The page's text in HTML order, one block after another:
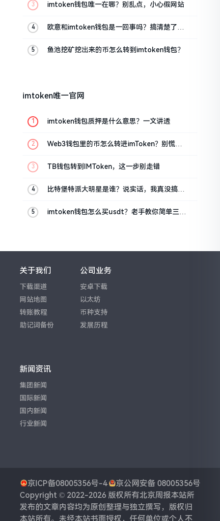
imtoken钱包唯一在哪？别乱点，小心假网站
欧意和imtoken钱包是一回事吗？搞清楚了再
鱼池挖矿挖出来的币怎么转到imtoken钱包？
imtoken唯一官网
imtoken钱包质押是什么意思？一文讲透
Web3钱包里的币怎么转进imToken？别慌，
TB钱包转到IMToken，这一步别走错
比特堡特派大明星是谁？说实话，我真没搞明
imtoken钱包怎么买usdt？老手教你简单三步
关于我们
下载渠道
网站地图
转账教程
助记词备份
公司业务
安卓下载
以太坊
币种支持
发展历程
新闻资讯
集团新闻
国际新闻
国内新闻
行业新闻
京ICP备08005356号-4
京公网安备 08005356号
Copyright © 2022-2026 版权所有北京周报本站所
发布的文章内容均为原创整理与独立撰写，版权归
本站所有。未经本站书面授权，任何单位或个人不